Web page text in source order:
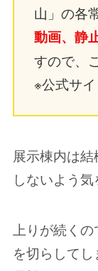
山」の各
動画、静
すので、
※公式サ
展示棟内は
しないよう気
上りが続く
を切らして